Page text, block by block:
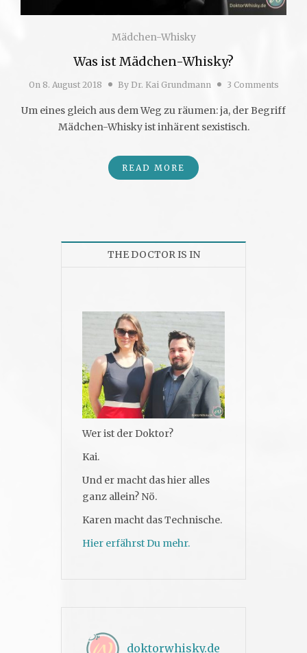
Mädchen-Whisky
Was ist Mädchen-Whisky?
On 8. August 2018 By Dr. Kai Grundmann 3 Comments
Um eines gleich aus dem Weg zu räumen: ja, der Begriff
Mädchen-Whisky ist inhärent sexistisch.
READ MORE
THE DOCTOR IS IN
Wer ist der Doktor?
Kai.
Und er macht das hier alles
ganz allein? Nö.
Karen macht das Technische.
Hier erfährst Du mehr.
doktorwhisky.de